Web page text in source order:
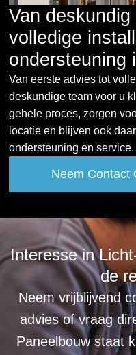
Van
volledige
ondersteuning
Van eerste advies tot
deskundige team voor u
gehele proces, zorgen
locatie en blijven ook
ondersteuning en service.
Neem Contact
Interesse in
de
Neem vrijblijvend
advies of vraag
Paneelbouw staat